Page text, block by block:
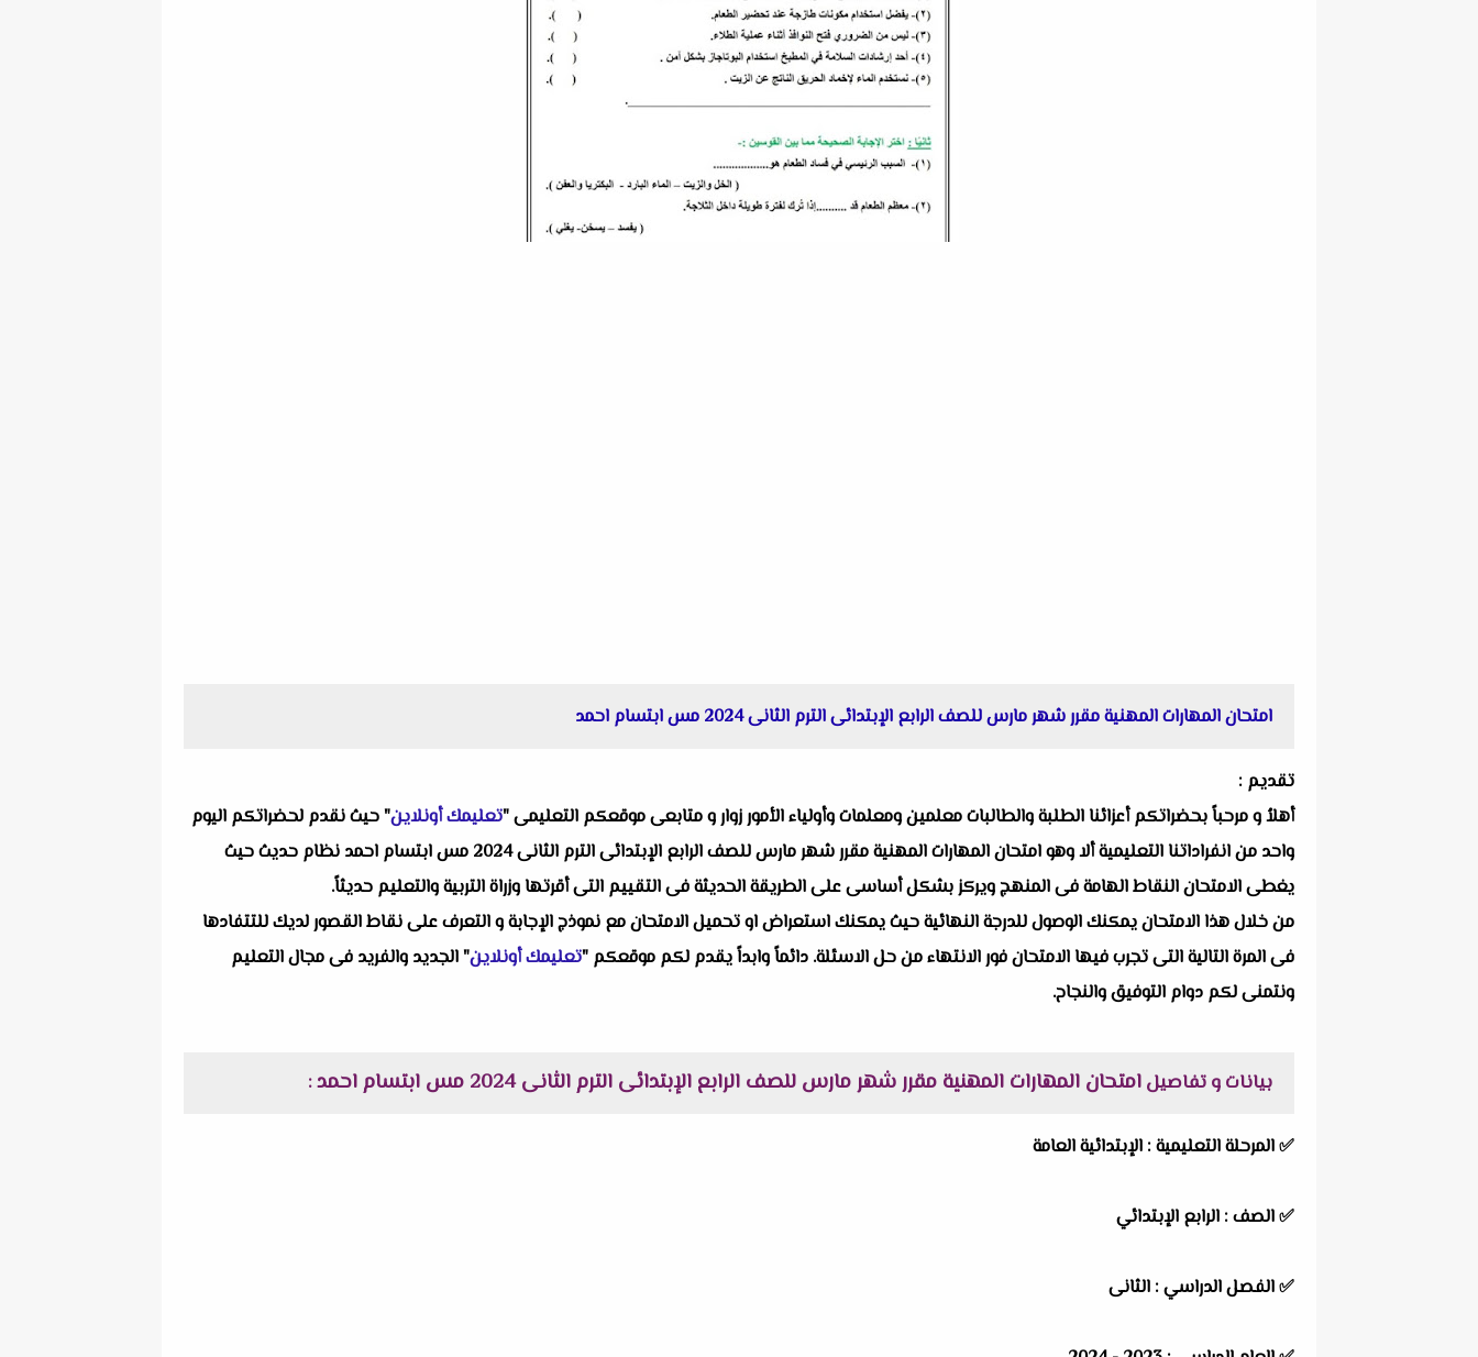
امتحان المهارات المهنية مقرر شهر مارس للصف الرابع الإبتدائى الترم الثانى 2024 مس ابتسام احمد
تقديم :
أهلاُ و مرحباً بحضراتكم أعزائنا الطلبة والطالبات معلمين ومعلمات وأولياء الأمور زوار و متابعى موقعكم التعليمى "تعليمك أونلاين" حيث نقدم لحضراتكم اليوم
واحد من انفراداتنا التعليمية ألا وهو امتحان المهارات المهنية مقرر شهر مارس للصف الرابع الإبتدائى الترم الثانى 2024 مس ابتسام احمد نظام حديث حيث
يغطى الامتحان النقاط الهامة فى المنهج ويركز بشكل أساسى على الطريقة الحديثة فى التقييم التى أقرتها وزراة التربية والتعليم حديثاً.
من خلال هذا الامتحان يمكنك الوصول للدرجة النهائية حيث يمكنك استعراض او تحميل الامتحان مع نموذج الإجابة و التعرف على نقاط القصور لديك للتتفادها
فى المرة التالية التى تجرب فيها الامتحان فور الانتهاء من حل الاسئلة. دائماً وابداً يقدم لكم موقعكم "تعليمك أونلاين" الجديد والفريد فى مجال التعليم
ونتمنى لكم دوام التوفيق والنجاح.
بيانات و تفاصيلامتحان المهارات المهنية مقرر شهر مارس للصف الرابع الإبتدائى الترم الثانى 2024 مس ابتسام احمد :
✅المرحلة التعليمية : الإبتدائية العامة
✅الصف : الرابع الإبتدائي
✅الفصل الدراسي : الثانى